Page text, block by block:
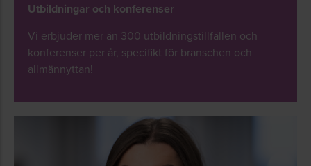
Utbildningar och konferenser
Vi erbjuder mer än 300 utbildningstillfällen och
konferenser per år, specifikt för branschen och
allmännyttan!